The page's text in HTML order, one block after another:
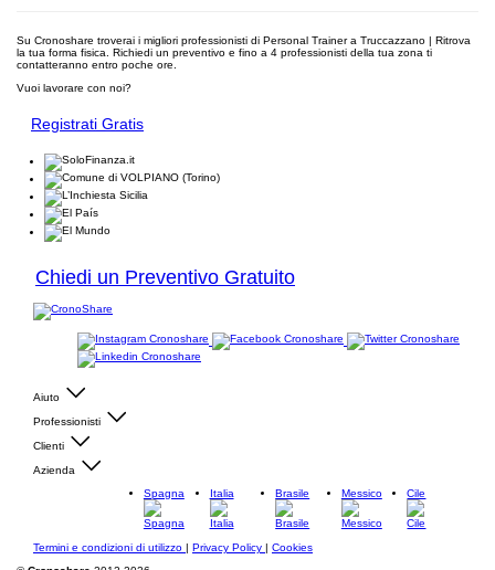
Su Cronoshare troverai i migliori professionisti di Personal Trainer a Truccazzano | Ritrova
la tua forma fisica. Richiedi un preventivo e fino a 4 professionisti della tua zona ti
contatteranno entro poche ore.
Vuoi lavorare con noi?
Registrati Gratis
Chiedi un Preventivo Gratuito
Aiuto
Professionisti
Clienti
Azienda
Spagna
Italia Brasile Messico Cile
Termini e condizioni di utilizzo | Privacy Policy | Cookies